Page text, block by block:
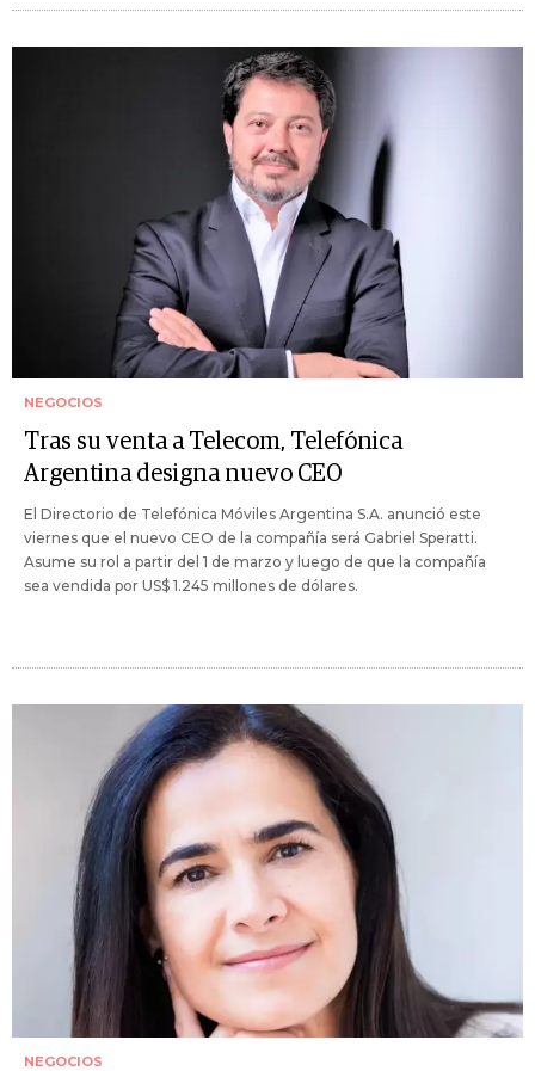
NEGOCIOS
Tras su venta a Telecom, Telefónica
Argentina designa nuevo CEO
El Directorio de Telefónica Móviles Argentina S.A. anunció este
viernes que el nuevo CEO de la compañía será Gabriel Speratti.
Asume su rol a partir del 1 de marzo y luego de que la compañía
sea vendida por US$ 1.245 millones de dólares.
NEGOCIOS